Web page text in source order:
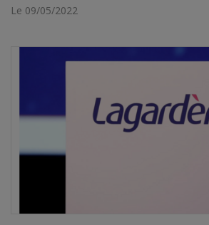
Le 09/05/2022